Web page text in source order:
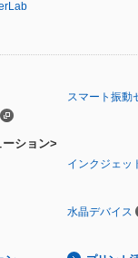
スマート振動
ション>
インクジェッ
水晶デバイス